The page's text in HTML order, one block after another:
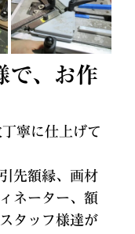
で、お作
寧に仕上げて
先額縁、画材
ネーター、額
タッフ様達が